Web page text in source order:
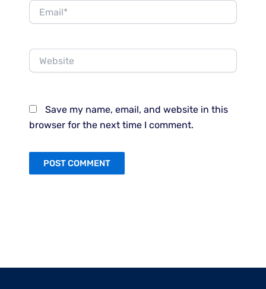
Email*
Website
Save my name, email, and website in this
browser for the next time I comment.